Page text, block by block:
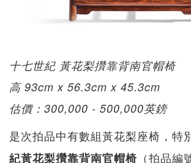
十七世紀 黃花梨攢靠背南官帽椅
高 93cm x 56.3cm x 45.3cm
估價：300,000 - 500,000英鎊
是次拍品中有數組黃花梨座椅，特
紀黃花梨攢靠背南官帽椅 （拍品編